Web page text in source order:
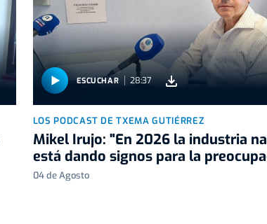
ESCUCHAR 28:37
LOS PODCAST DE TXEMA GUTIÉRREZ
Mikel Irujo: "En 2026 la industria
está dando signos para la
04 de Agosto